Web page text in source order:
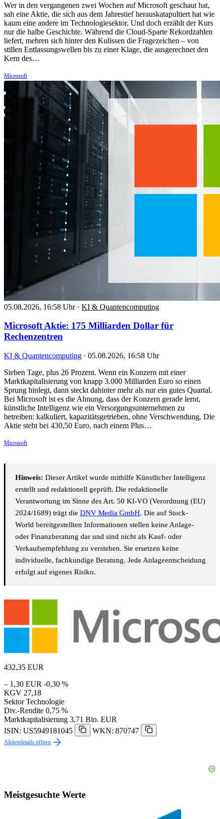
Wer in den vergangenen zwei Wochen auf Microsoft geschaut hat,
sah eine Aktie, die sich aus dem Jahrestief herauskatapultiert hat wie
kaum eine andere im Technologiesektor. Und doch erzählt der Kurs
nur die halbe Geschichte. Während die Cloud-Sparte Rekordzahlen
liefert, mehren sich hinter den Kulissen die Fragezeichen – von
stillen Entlassungswellen bis zu einer Klage, die ausgerechnet den
Kern des…
Microsoft
05.08.2026, 16:58 Uhr · KI & Quantencomputing
Microsoft Aktie: 175 Milliarden Dollar für
Rechenzentren
KI & Quantencomputing · 05.08.2026, 16:58 Uhr
Sieben Tage, plus 26 Prozent. Wenn ein Konzern mit einer
Marktkapitalisierung von knapp 3.000 Milliarden Euro so einen
Sprung hinlegt, dann steckt dahinter mehr als nur ein gutes Quartal.
Bei Microsoft ist es die Ahnung, dass der Konzern gerade lernt,
künstliche Intelligenz wie ein Versorgungsunternehmen zu
betreiben: kalkuliert, kapazitätsgetrieben, ohne Verschwendung. Die
Aktie steht bei 430,50 Euro, nach einem Plus…
Microsoft
Hinweis: Dieser Artikel wurde mithilfe Künstlicher Intelligenz
erstellt und redaktionell geprüft. Die redaktionelle
Verantwortung im Sinne des Art. 50 KI-VO (Verordnung (EU)
2024/1689) trägt die DNV Media GmbH. Die auf Stock-
World bereitgestellten Informationen stellen keine Anlage-
oder Finanzberatung dar und sind nicht als Kauf- oder
Verkaufsempfehlung zu verstehen. Sie ersetzen keine
individuelle, fachkundige Beratung. Jede Anlageentscheidung
erfolgt auf eigenes Risiko.
432,35 EUR
– 1,30 EUR -0,30 %
KGV 27,18
Sektor Technologie
Div.-Rendite 0,75 %
Marktkapitalisierung 3,71 Bio. EUR
ISIN: US5949181045
WKN: 870747
Aktiendetails öffnen
Meistgesuchte Werte